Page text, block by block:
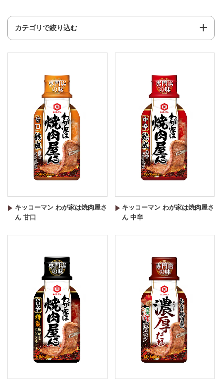
カテゴリで絞り込む
キッコーマン わが家は焼肉屋さ
ん 甘口
キッコーマン わが家は焼肉屋さ
ん 中辛